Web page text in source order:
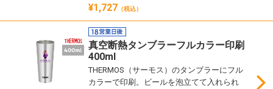
¥1,727 （税込）
真空断熱タンブラーフルカラー印刷
400ml
THERMOS（サーモス）のタンブラーにフル
カラーで印刷。ビールを泡立てて入れられ